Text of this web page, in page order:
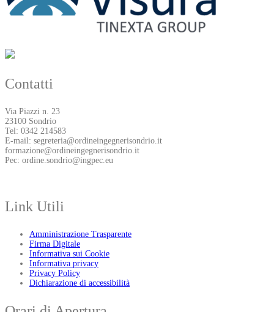
Contatti
Via Piazzi n. 23
23100 Sondrio
Tel: 0342 214583
E-mail: segreteria@ordineingegnerisondrio.it
formazione@ordineingegnerisondrio.it
Pec: ordine.sondrio@ingpec.eu
Link Utili
Amministrazione Trasparente
Firma Digitale
Informativa sui Cookie
Informativa privacy
Privacy Policy
Dichiarazione di accessibilità